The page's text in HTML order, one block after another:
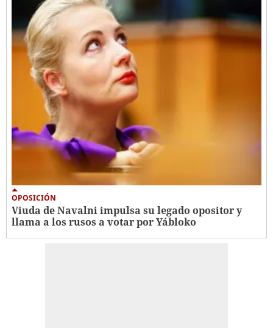
OPOSICIÓN
Viuda de Navalni impulsa su legado opositor y
llama a los rusos a votar por Yábloko